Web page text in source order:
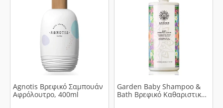
Agnotis Βρεφικό Σαμπουάν
Αφρόλουτρο, 400ml
Garden Baby Shampoo &
Bath Βρεφικό Καθαριστικό,